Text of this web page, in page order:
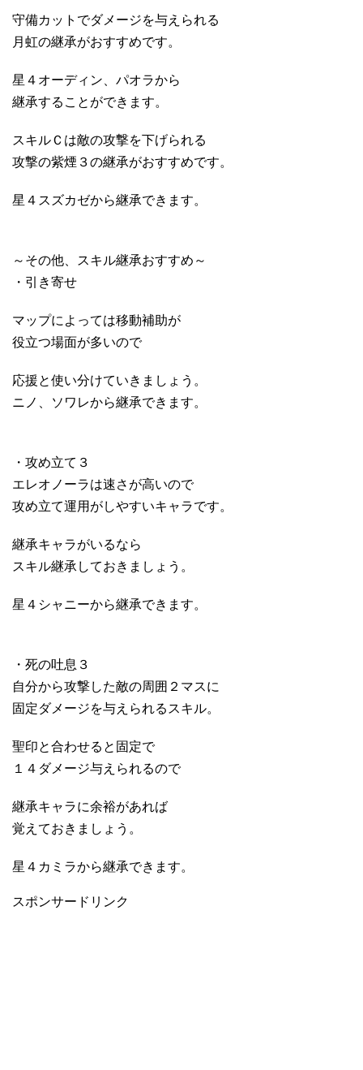
守備カットでダメージを与えられる
月虹の継承がおすすめです。
星４オーディン、パオラから
継承することができます。
スキルＣは敵の攻撃を下げられる
攻撃の紫煙３の継承がおすすめです。
星４スズカゼから継承できます。
～その他、スキル継承おすすめ～
・引き寄せ
マップによっては移動補助が
役立つ場面が多いので
応援と使い分けていきましょう。
ニノ、ソワレから継承できます。
・攻め立て３
エレオノーラは速さが高いので
攻め立て運用がしやすいキャラです。
継承キャラがいるなら
スキル継承しておきましょう。
星４シャニーから継承できます。
・死の吐息３
自分から攻撃した敵の周囲２マスに
固定ダメージを与えられるスキル。
聖印と合わせると固定で
１４ダメージ与えられるので
継承キャラに余裕があれば
覚えておきましょう。
星４カミラから継承できます。
スポンサードリンク